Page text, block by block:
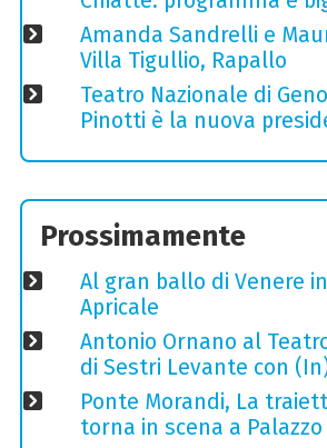
Amanda Sandrelli e
Villa Tigullio, Rapallo
Teatro Nazionale di
Pinotti è la nuova
Prossimamente
Al gran ballo di Venere
Apricale
Antonio Ornano al
di Sestri Levante con
Ponte Morandi, La
torna in scena a Palazzo